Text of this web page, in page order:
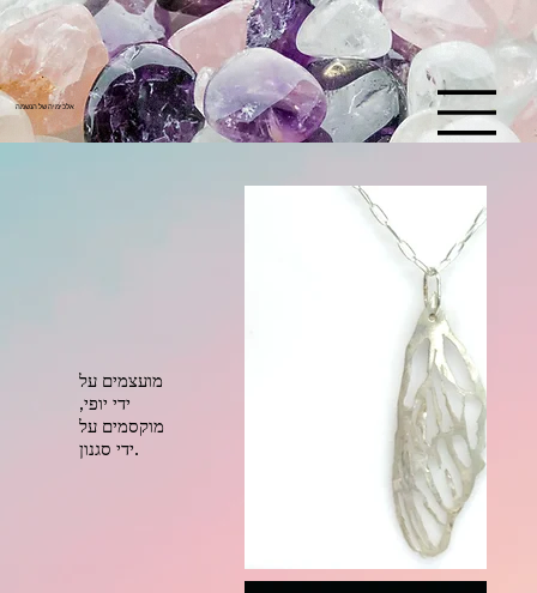
אלכימיה של הנשמה
ALCHEM
Y
S UL
מועצמים על
ידי יופי,
מוקסמים על
ידי סגנון.